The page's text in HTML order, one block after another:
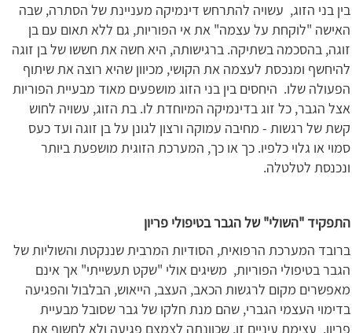
בין בני הזוג, עשויה להתרחש דינמיקה מעניינת של הסתרה, שבה
האישה "לוקחת על עצמה" את אי הפוריות, גם ללא תאום עם בן
זוגה, בהסכמה בשתיקה. ברגישותה, היא חשה את חששו של בן זוגה
להיחשף ומנכסת לעצמה את הקושי, מכיוון שהיא רוצה את שיתוף
הפעולה שלו. היחסים בין בני הזוג מושפעים מאוד מבעיית הפוריות
אצל הגבר, כל זוג בדינמיקה המיוחדת לו. בת הזוג, עשויה לחוש
קשת של רגשות - מחיבה עמוקה ורצון לגונן על בן זוגה ועד כעס
סמוי או גלוי כלפיו. כך או כך, המערכת הזוגית מושפעת ביותר
ונכנסת לטלטלה.
התפקיד "השולי" של הגבר בטיפולי פריון
ברובד המערכת הרפואית, הסודיות המרבית שננקטת והשוליות של
הגבר בטיפולי הפוריות, משיגים אולי "שקט תעשייתי" אך אינם
מאפשרים מקום לרגשות הכאב, העצב, הייאוש, הבלבול והפגיעה
בדימוי העצמי הגברי, שהם מנת חלקו של גבר שסובל מבעיית
פריון. עצימת עיניים זו, שכוונתה לצמצם פגיעה ולא לחשוף את